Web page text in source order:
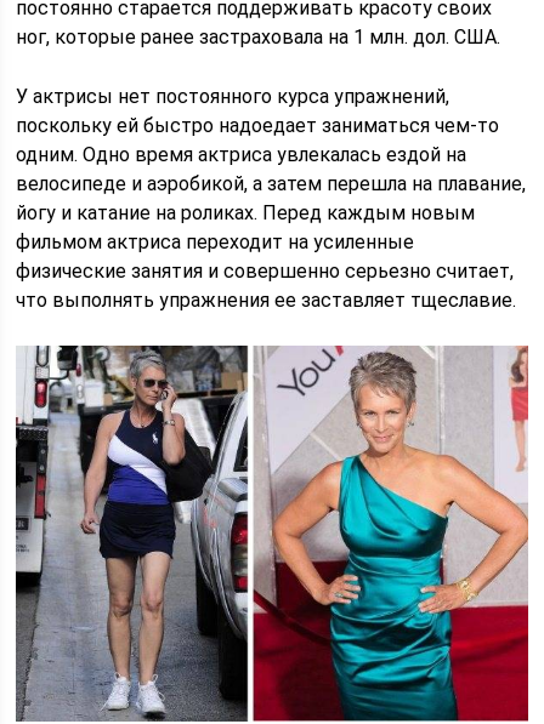
постоянно старается поддерживать красоту своих
ног, которые ранее застраховала на 1 млн. дол. США.
У актрисы нет постоянного курса упражнений,
поскольку ей быстро надоедает заниматься чем-то
одним. Одно время актриса увлекалась ездой на
велосипеде и аэробикой, а затем перешла на плавание,
йогу и катание на роликах. Перед каждым новым
фильмом актриса переходит на усиленные
физические занятия и совершенно серьезно считает,
что выполнять упражнения ее заставляет тщеславие.